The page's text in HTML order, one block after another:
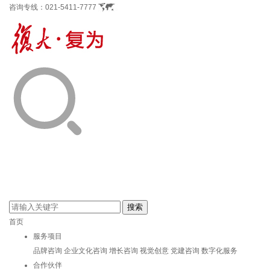
咨询专线： 021-5411-7777
首页
服务项目
品牌咨询 企业文化咨询 增长咨询 视觉创意 党建咨询 数字化服务
合作伙伴